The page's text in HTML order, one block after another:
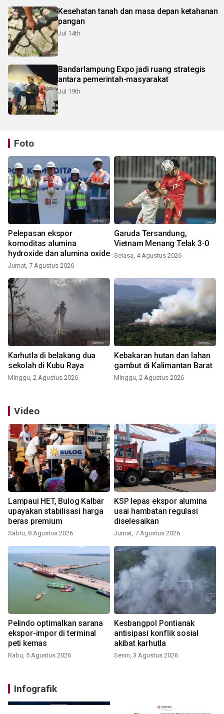
Kesehatan tanah dan masa depan ketahanan
pangan
Jul 14th
Bandarlampung Expo jadi ruang strategis
antara pemerintah-masyarakat
Jul 19th
Foto
Pelepasan ekspor
komoditas alumina
hydroxide dan alumina oxide
Jumat, 7 Agustus 2026
Garuda Tersandung,
Vietnam Menang Telak 3-0
Selasa, 4 Agustus 2026
Karhutla di belakang dua
sekolah di Kubu Raya
Minggu, 2 Agustus 2026
Kebakaran hutan dan lahan
gambut di Kalimantan Barat
Minggu, 2 Agustus 2026
Video
Lampaui HET, Bulog Kalbar
upayakan stabilisasi harga
beras premium
Sabtu, 8 Agustus 2026
KSP lepas ekspor alumina
usai hambatan regulasi
diselesaikan
Jumat, 7 Agustus 2026
Pelindo optimalkan sarana
ekspor-impor di terminal
peti kemas
Rabu, 5 Agustus 2026
Kesbangpol Pontianak
antisipasi konflik sosial
akibat karhutla
Senin, 3 Agustus 2026
Infografik